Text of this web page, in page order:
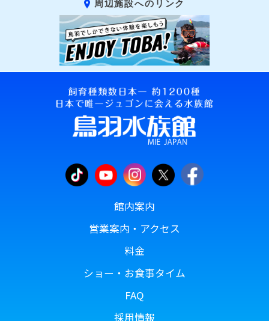
周辺施設へのリンク
館内案内
営業案内・アクセス
料金
ショー・お食事タイム
FAQ
採用情報